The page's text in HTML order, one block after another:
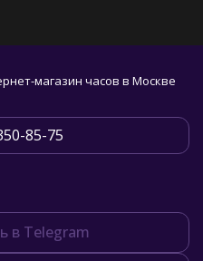
магазин часов в Москве
85-75
в Telegram